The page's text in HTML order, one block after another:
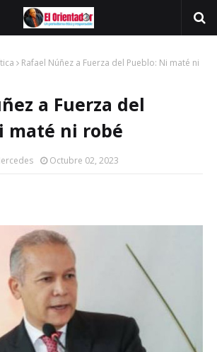
Rafael Núñez a Fuerza del Pueblo: Ni maté ni
a Fuerza del
maté ni robé
Octubre 02, 2023